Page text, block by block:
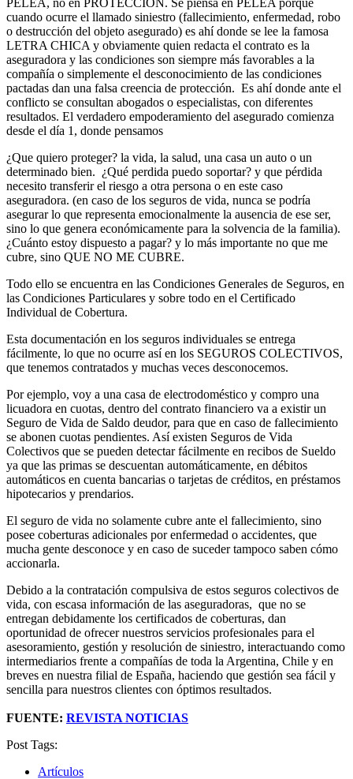
cuando ocurre el llamado siniestro (fallecimiento, enfermedad, robo
o destrucción del objeto asegurado) es ahí donde se lee la famosa
LETRA CHICA y obviamente quien redacta el contrato es la
aseguradora y las condiciones son siempre más favorables a la
compañía o simplemente el desconocimiento de las condiciones
pactadas dan una falsa creencia de protección. Es ahí donde ante el
conflicto se consultan abogados o especialistas, con diferentes
resultados. El verdadero empoderamiento del asegurado comienza
desde el día 1, donde pensamos
¿Que quiero proteger? la vida, la salud, una casa un auto o un
determinado bien. ¿Qué perdida puedo soportar? y que pérdida
necesito transferir el riesgo a otra persona o en este caso
aseguradora. (en caso de los seguros de vida, nunca se podría
asegurar lo que representa emocionalmente la ausencia de ese ser,
sino lo que genera económicamente para la solvencia de la familia).
¿Cuánto estoy dispuesto a pagar? y lo más importante no que me
cubre, sino QUE NO ME CUBRE.
Todo ello se encuentra en las Condiciones Generales de Seguros, en
las Condiciones Particulares y sobre todo en el Certificado
Individual de Cobertura.
Esta documentación en los seguros individuales se entrega
fácilmente, lo que no ocurre así en los SEGUROS COLECTIVOS,
que tenemos contratados y muchas veces desconocemos.
Por ejemplo, voy a una casa de electrodoméstico y compro una
licuadora en cuotas, dentro del contrato financiero va a existir un
Seguro de Vida de Saldo deudor, para que en caso de fallecimiento
se abonen cuotas pendientes. Así existen Seguros de Vida
Colectivos que se pueden detectar fácilmente en recibos de Sueldo
ya que las primas se descuentan automáticamente, en débitos
automáticos en cuenta bancarias o tarjetas de créditos, en préstamos
hipotecarios y prendarios.
El seguro de vida no solamente cubre ante el fallecimiento, sino
posee coberturas adicionales por enfermedad o accidentes, que
mucha gente desconoce y en caso de suceder tampoco saben cómo
accionarla.
Debido a la contratación compulsiva de estos seguros colectivos de
vida, con escasa información de las aseguradoras, que no se
entregan debidamente los certificados de coberturas, dan
oportunidad de ofrecer nuestros servicios profesionales para el
asesoramiento, gestión y resolución de siniestro, interactuando como
intermediarios frente a compañías de toda la Argentina, Chile y en
breves en nuestra filial de España, haciendo que gestión sea fácil y
sencilla para nuestros clientes con óptimos resultados.
FUENTE: REVISTA NOTICIAS
Post Tags:
Artículos